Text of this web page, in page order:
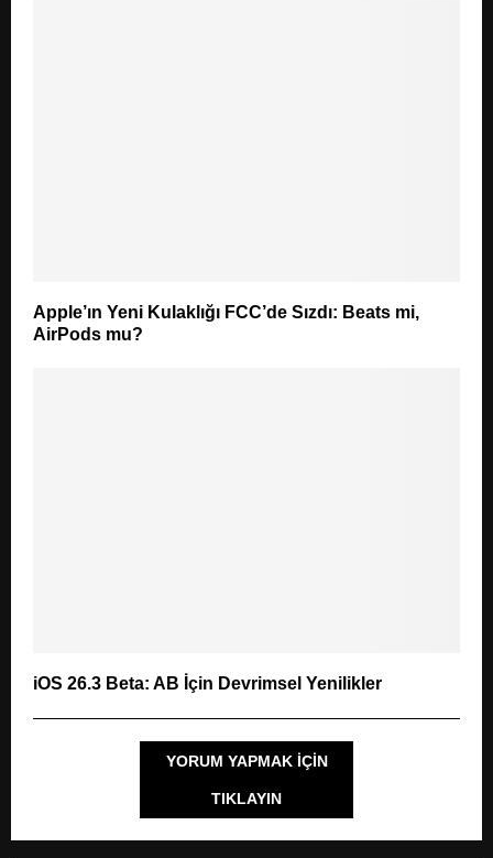
Apple’ın Yeni Kulaklığı FCC’de Sızdı: Beats mi,
AirPods mu?
iOS 26.3 Beta: AB İçin Devrimsel Yenilikler
YORUM YAPMAK IÇIN
TIKLAYIN